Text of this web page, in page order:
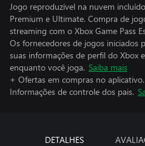
Jogo reproduzível na nuvem
Premium e Ultimate. Compra de
streaming com o Xbox Game Pass
Os fornecedores de jogos iniciados
suas informações de perfil do Xbox
enquanto você joga. Saiba mais
+ Ofertas em compras no aplicativo.
Informações de controle dos pais.
DETALHES